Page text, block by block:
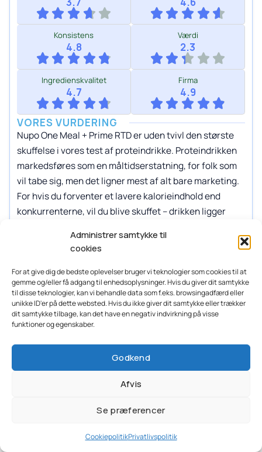
Administrer samtykke til
cookies
For at give dig de bedste oplevelser bruger vi teknologier som cookies til at
gemme og/eller få adgang til enhedsoplysninger. Hvis du giver dit samtykke
til disse teknologier, kan vi behandle data som f.eks. browsingadfærd eller
unikke ID'er på dette websted. Hvis du ikke giver dit samtykke eller trækker
dit samtykke tilbage, kan det have en negativ indvirkning på visse
funktioner og egenskaber.
Godkend
Afvis
Se præferencer
CookiepolitikPrivatlivspolitik
Konsistens
4.8
Værdi
2.3
Ingredienskvalitet
4.7
Firma
4.9
VORES VURDERING
Nupo One Meal + Prime RTD er uden tvivl den største
skuffelse i vores test af proteindrikke. Proteindrikken
markedsføres som en måltidserstatning, for folk som
vil tabe sig, men det ligner mest af alt bare marketing.
For hvis du forventer et lavere kalorieindhold end
konkurrenterne, vil du blive skuffet – drikken ligger
Sammenlignet med andre lav-kalorie proteindrikke
som Nutramino’s Protein Milkshake, skuffer Nupo ikke
kun på kaloriefronten, men også på proteinindholdet.
Faktisk har den det næstlaveste proteinindhold pr. 100
DKK af alle testet, kun marginalt bedre end Grenade’s
proteindrik.
absolut laveste proteinindhold pr. 100 g blandt alle de